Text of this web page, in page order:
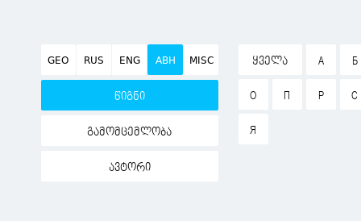
GEO RUS ENG ABH MISC
წიგნი
გამომცემლობა
ავტორი
ᲧᲕᲔᲚᲐ А Б
О П Р С
Я